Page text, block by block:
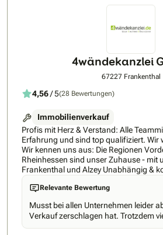
4wändekanzlei
67227 Frankenthal
4,56/ 5(28 Bewertungen)
Immobilienverkauf
Profis mit Herz & Verstand: Alle
Erfahrung und sind top qualifiziert. Wir
Wir kennen uns aus: Die Regionen
Rheinhessen sind unser Zuhause - mit
Frankenthal und Alzey Unabhängig & kompetent: Als
inhabergeführtes junges Unternehmen
Spezialisten sowohl beim
Finanzierung unabhängig von einer
darüber hinaus zu sagen: Wir arbeiten
Kunden in ansprechenden
WOHNfühlatmosphäre, setzen auf
Relevante Bewertung
Musst bei allen Unternehmen leider
Verkauf zerschlagen hat. Trotzdem